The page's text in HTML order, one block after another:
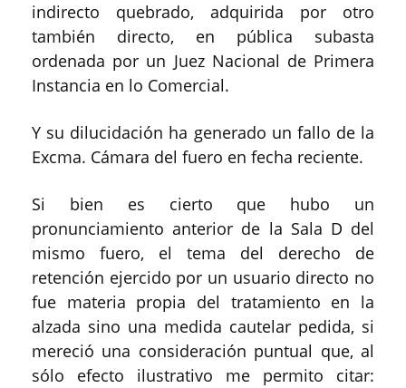
indirecto quebrado, adquirida por otro
también directo, en pública subasta
ordenada por un Juez Nacional de Primera
Instancia en lo Comercial.
Y su dilucidación ha generado un fallo de la
Excma. Cámara del fuero en fecha reciente.
Si bien es cierto que hubo un
pronunciamiento anterior de la Sala D del
mismo fuero, el tema del derecho de
retención ejercido por un usuario directo no
fue materia propia del tratamiento en la
alzada sino una medida cautelar pedida, si
mereció una consideración puntual que, al
sólo efecto ilustrativo me permito citar: